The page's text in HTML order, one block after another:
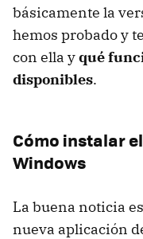
básicamente la
hemos probado y
con ella yqué
disponibles.
Cómo instalar
Windows
La buena noticia
nueva aplicación